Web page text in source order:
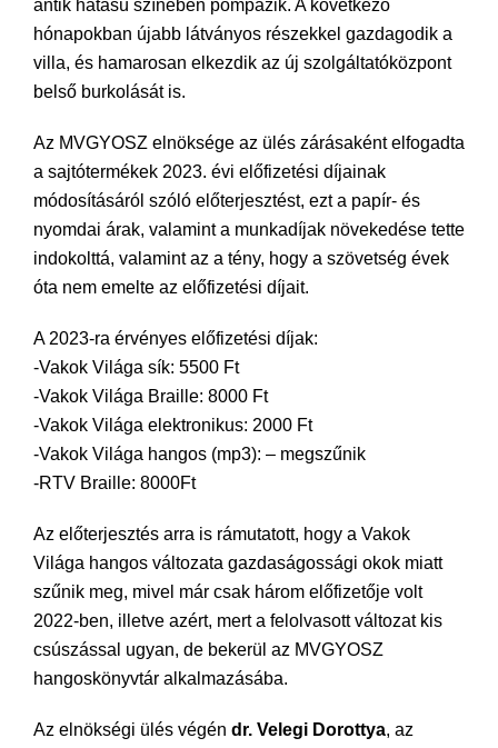
antik hatású színében pompázik. A következő
hónapokban újabb látványos részekkel gazdagodik a
villa, és hamarosan elkezdik az új szolgáltatóközpont
belső burkolását is.
Az MVGYOSZ elnöksége az ülés zárásaként elfogadta
a sajtótermékek 2023. évi előfizetési díjainak
módosításáról szóló előterjesztést, ezt a papír- és
nyomdai árak, valamint a munkadíjak növekedése tette
indokolttá, valamint az a tény, hogy a szövetség évek
óta nem emelte az előfizetési díjait.
A 2023-ra érvényes előfizetési díjak:
-Vakok Világa sík: 5500 Ft
-Vakok Világa Braille: 8000 Ft
-Vakok Világa elektronikus: 2000 Ft
-Vakok Világa hangos (mp3): – megszűnik
-RTV Braille: 8000Ft
Az előterjesztés arra is rámutatott, hogy a Vakok
Világa hangos változata gazdaságossági okok miatt
szűnik meg, mivel már csak három előfizetője volt
2022-ben, illetve azért, mert a felolvasott változat kis
csúszással ugyan, de bekerül az MVGYOSZ
hangoskönyvtár alkalmazásába.
Az elnökségi ülés végén dr. Velegi Dorottya, az